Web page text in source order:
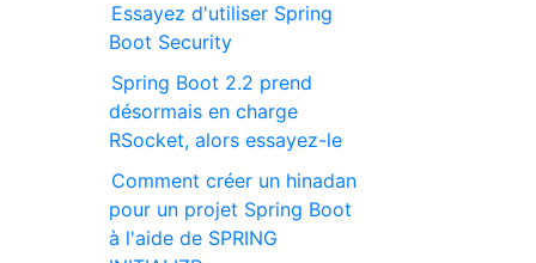
Essayez d'utiliser Spring
Boot Security
Spring Boot 2.2 prend
désormais en charge
RSocket, alors essayez-le
Comment créer un hinadan
pour un projet Spring Boot
à l'aide de SPRING